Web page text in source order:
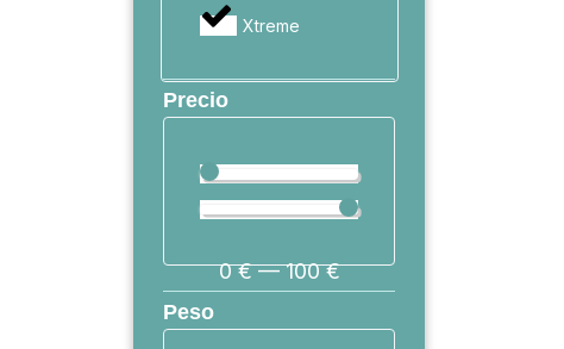
Xtreme
Precio
0€—100€
Peso